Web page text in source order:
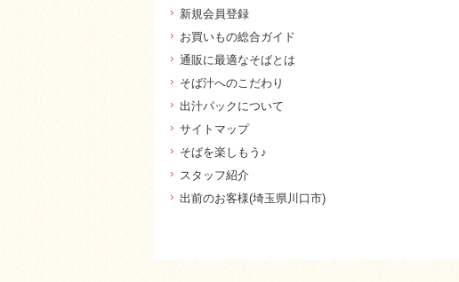
新規会員登録
お買いもの総合ガイド
通販に最適なそばとは
そば汁へのこだわり
出汁パックについて
サイトマップ
そばを楽しもう♪
スタッフ紹介
出前のお客様(埼玉県川口市)